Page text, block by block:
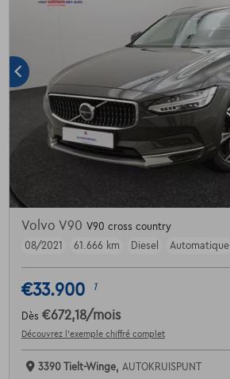
Volvo V90 V90 cross country
08/2021
61.666 km Diesel Automatique
€33.900 1
Dès €672,18/mois
Découvrez l’exemple chiffré complet
3390 Tielt-Winge, AUTOKRUISPUNT